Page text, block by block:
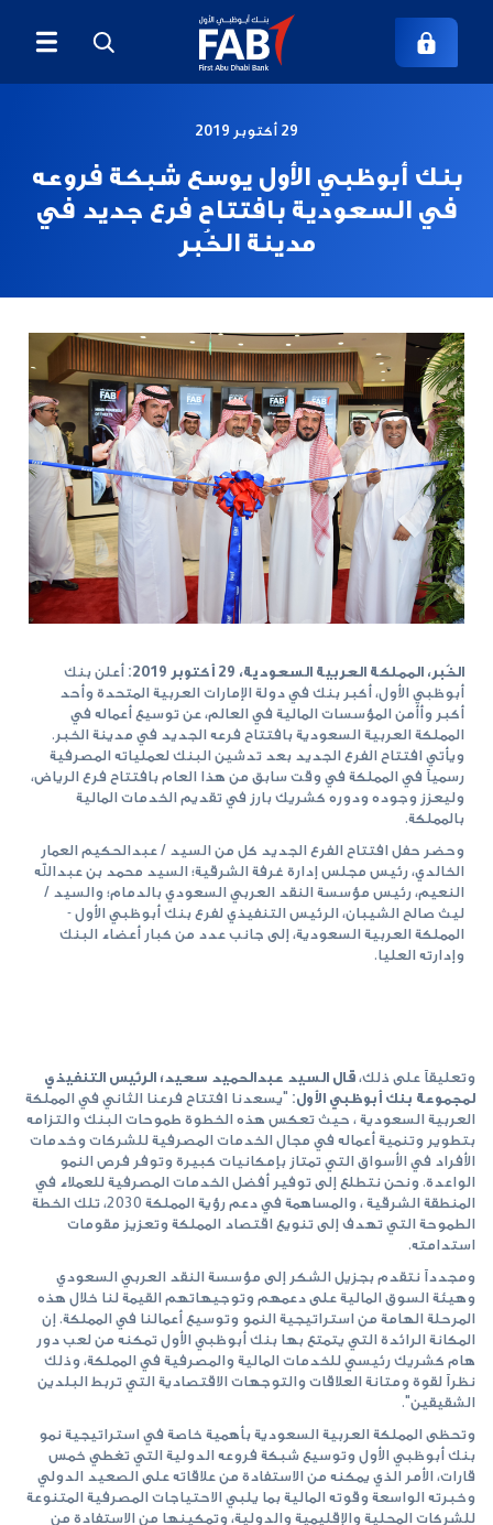
29 أكتوبر 2019
بنك أبوظبي الأول يوسع شبكة فروعه
في السعودية بافتتاح فرع جديد في
مدينة الخُبر
الخُبر، المملكة العربية السعودية، 29 أكتوبر 2019:
أعلن بنك
أبوظبي الأول، أكبر بنك في دولة الإمارات العربية المتحدة وأحد
أكبر وأأمن المؤسسات المالية في العالم، عن توسيع أعماله في
المملكة العربية السعودية بافتتاح فرعه الجديد في مدينة الخبر.
ويأتي افتتاح الفرع الجديد بعد تدشين البنك لعملياته المصرفية
رسمياً في المملكة في وقت سابق من هذا العام بافتتاح فرع الرياض،
وليعزز وجوده ودوره كشريك بارز في تقديم الخدمات المالية
بالمملكة.
وحضر حفل افتتاح الفرع الجديد كل من السيد / عبدالحكيم العمار
الخالدي، رئيس مجلس إدارة غرفة الشرقية؛ السيد محمد بن عبدالله
النعيم، رئيس مؤسسة النقد العربي السعودي بالدمام؛ والسيد /
ليث صالح الشيبان، الرئيس التنفيذي لفرع بنك أبوظبي الأول -
المملكة العربية السعودية، إلى جانب عدد من كبار أعضاء البنك
وإدارته العليا.
وتعليقاً على ذلك،قال السيد عبدالحميد سعيد؛ الرئيس التنفيذي
لمجموعة بنك أبوظبي الأول: "يسعدنا افتتاح فرعنا الثاني في المملكة
العربية السعودية ، حيث تعكس هذه الخطوة طموحات البنك والتزامه
بتطوير وتنمية أعماله في مجال الخدمات المصرفية للشركات وخدمات
الأفراد في الأسواق التي تمتاز بإمكانيات كبيرة وتوفر فرص النمو
الواعدة. ونحن نتطلع إلى توفير أفضل الخدمات المصرفية للعملاء في
المنطقة الشرقية ، والمساهمة في دعم رؤية المملكة 2030، تلك الخطة
الطموحة التي تهدف إلى تنويع اقتصاد المملكة وتعزيز مقومات
استدامته.
ومجدداً نتقدم بجزيل الشكر إلى مؤسسة النقد العربي السعودي
وهيئة السوق المالية على دعمهم وتوجيهاتهم القيمة لنا خلال هذه
المرحلة الهامة من استراتيجية النمو وتوسيع أعمالنا في المملكة. إن
المكانة الرائدة التي يتمتع بها بنك أبوظبي الأول تمكنه من لعب دور
هام كشريك رئيسي للخدمات المالية والمصرفية في المملكة، وذلك
نظراً لقوة ومتانة العلاقات والتوجهات الاقتصادية التي تربط البلدين
الشقيقين".
وتحظى المملكة العربية السعودية بأهمية خاصة في استراتيجية نمو
بنك أبوظبي الأول وتوسيع شبكة فروعه الدولية التي تغطي خمس
قارات، الأمر الذي يمكنه من الاستفادة من علاقاته على الصعيد الدولي
وخبرته الواسعة وقوته المالية بما يلبي الاحتياجات المصرفية المتنوعة
للشركات المحلية والإقليمية والدولية، وتمكينها من الاستفادة من